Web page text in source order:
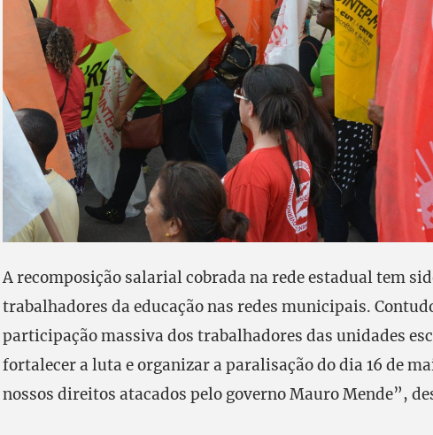
A recomposição salarial cobrada na rede estadual tem
trabalhadores da educação nas redes municipais.
participação massiva dos trabalhadores das unidades
fortalecer a luta e organizar a paralisação do dia 16 de
nossos direitos atacados pelo governo Mauro Mende”,